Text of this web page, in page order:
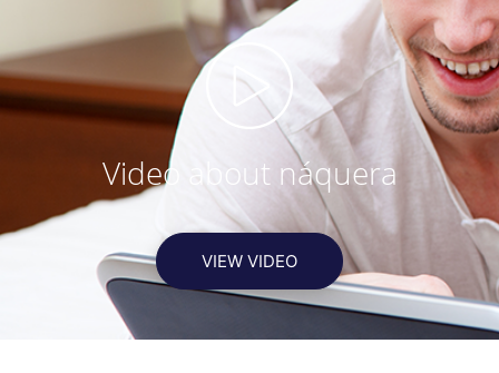
Video about náquera
VIEW VIDEO